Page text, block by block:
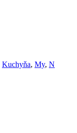
Kuchyňa, My, N